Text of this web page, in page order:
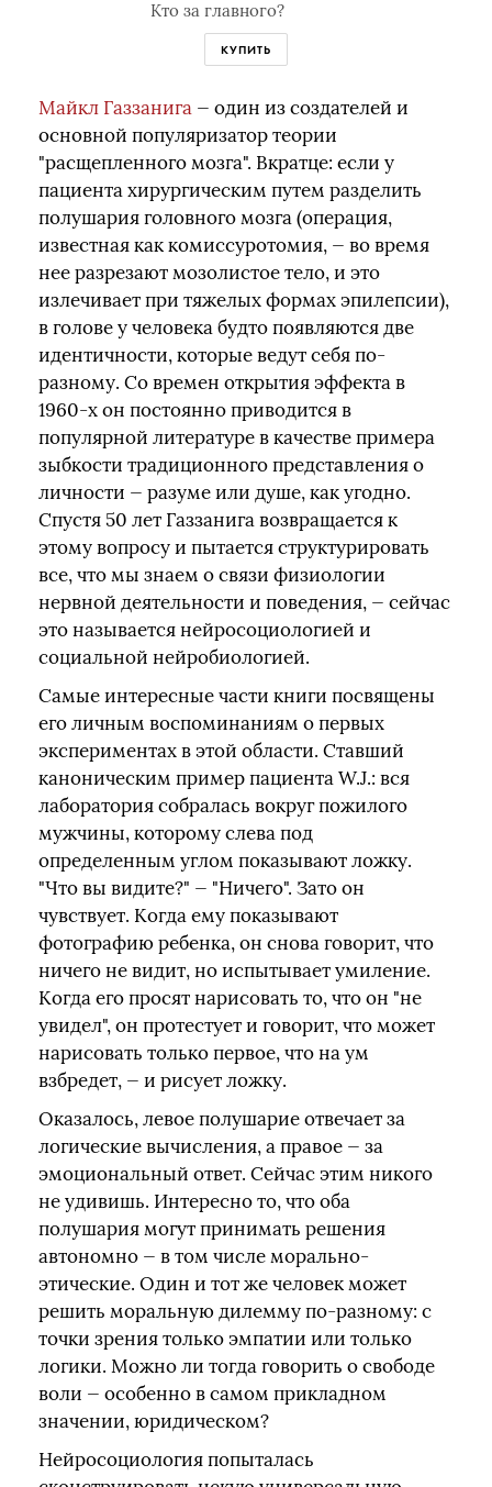
Кто за главного?
КУПИТЬ
Майкл Газзанига — один из создателей и
основной популяризатор теории
"расщепленного мозга". Вкратце: если у
пациента хирургическим путем разделить
полушария головного мозга (операция,
известная как комиссуротомия, — во время
нее разрезают мозолистое тело, и это
излечивает при тяжелых формах эпилепсии),
в голове у человека будто появляются две
идентичности, которые ведут себя по-
разному. Со времен открытия эффекта в
1960-х он постоянно приводится в
популярной литературе в качестве примера
зыбкости традиционного представления о
личности — разуме или душе, как угодно.
Спустя 50 лет Газзанига возвращается к
этому вопросу и пытается структурировать
все, что мы знаем о связи физиологии
нервной деятельности и поведения, — сейчас
это называется нейросоциологией и
социальной нейробиологией.
Самые интересные части книги посвящены
его личным воспоминаниям о первых
экспериментах в этой области. Ставший
каноническим пример пациента W.J.: вся
лаборатория собралась вокруг пожилого
мужчины, которому слева под
определенным углом показывают ложку.
"Что вы видите?" — "Ничего". Зато он
чувствует. Когда ему показывают
фотографию ребенка, он снова говорит, что
ничего не видит, но испытывает умиление.
Когда его просят нарисовать то, что он "не
увидел", он протестует и говорит, что может
нарисовать только первое, что на ум
взбредет, — и рисует ложку.
Оказалось, левое полушарие отвечает за
логические вычисления, а правое — за
эмоциональный ответ. Сейчас этим никого
не удивишь. Интересно то, что оба
полушария могут принимать решения
автономно — в том числе морально-
этические. Один и тот же человек может
решить моральную дилемму по-разному: с
точки зрения только эмпатии или только
логики. Можно ли тогда говорить о свободе
воли — особенно в самом прикладном
значении, юридическом?
Нейросоциология попыталась